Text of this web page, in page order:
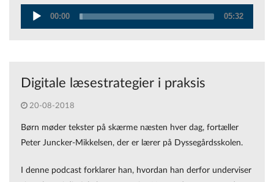
Audio
00:00 05:32
Digitale læsestrategier i praksis
20-08-2018
Børn møder tekster på skærme næsten hver dag, fortæller
Peter Juncker-Mikkelsen, der er lærer på Dyssegårdsskolen.
I denne podcast forklarer han, hvordan han derfor underviser